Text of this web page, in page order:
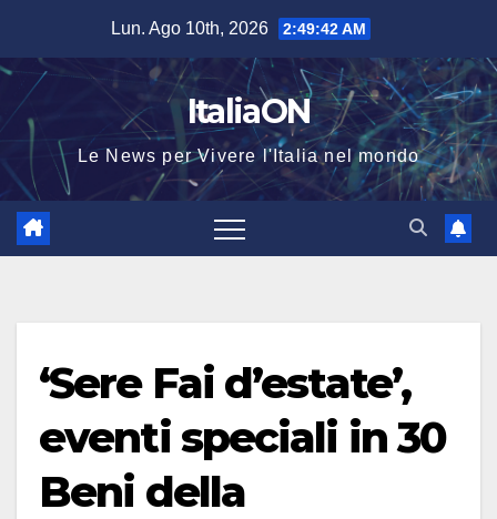
contenuto
Lun. Ago 10th, 2026 2:49:42 AM
ItaliaON
Le News per Vivere l'Italia nel mondo
‘Sere Fai d’estate’,
eventi speciali in 30
Beni della